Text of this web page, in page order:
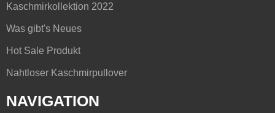
Kaschmirkollektion 2022
Was gibt's Neues
Hot Sale Produkt
Nahtloser Kaschmirpullover
NAVIGATION